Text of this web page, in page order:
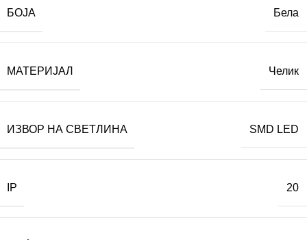
БОЈА Бела
МАТЕРИЈАЛ Челик
ИЗВОР НА СВЕТЛИНА SMD LED
IP 20